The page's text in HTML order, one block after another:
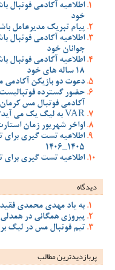
اطلاعیه آکادمی فوتبال
خود
پیام تبریک مدیرعامل
اطلاعیه آکادمی فوتبال
جوانان خود
اطلاعیه آکادمی فوتبال
18 ساله های خود
دعوت دو بازیکن آکادمی
حضور گسترده
آکادمی فوتبال مس کرمان
VAR به لیگ یک می آید؟!
اواخر شهریور زمان
اطلاعیه تست گیری برای
1405_1406
اطلاعیه تست گیری برای تیم
دیدگاه
به یاد مهدی محمدی
پیروزی همگانی در
تیم فوتبال مس در لیگ برتر 87_1386، با
پربازدیدترین‌ مطالب